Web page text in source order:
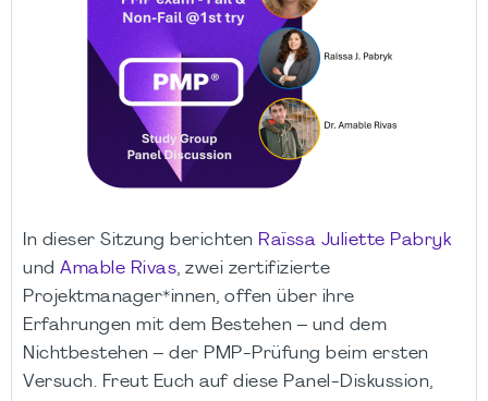
In dieser Sitzung berichten Raïssa Juliette Pabryk
und Amable Rivas, zwei zertifizierte
Projektmanager*innen, offen über ihre
Erfahrungen mit dem Bestehen – und dem
Nichtbestehen – der PMP-Prüfung beim ersten
Versuch. Freut Euch auf diese Panel-Diskussion,